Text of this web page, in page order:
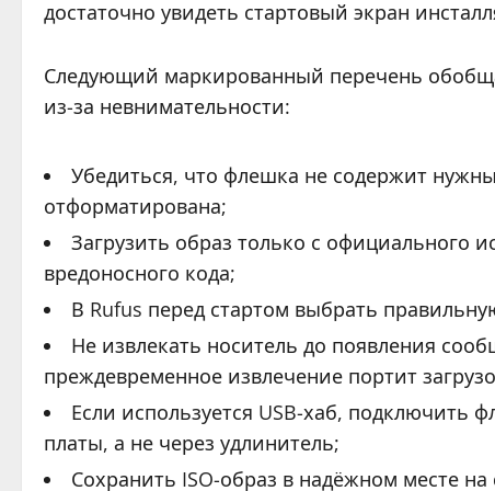
достаточно увидеть стартовый экран
Следующий маркированный перечень
из-за невнимательности:
Убедиться, что флешка не содержит
отформатирована;
Загрузить образ только с официального
вредоносного кода;
В Rufus перед стартом выбрать
Не извлекать носитель до появления
преждевременное извлечение портит
Если используется USB-хаб, подключить
платы, а не через удлинитель;
Сохранить ISO-образ в надёжном месте